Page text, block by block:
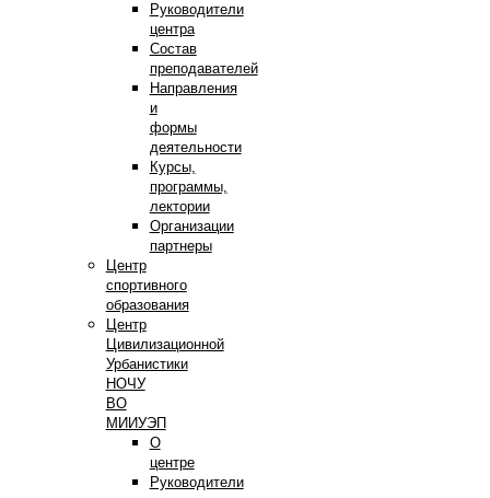
Руководители
центра
Состав
преподавателей
Направления
и
формы
деятельности
Курсы,
программы,
лектории
Организации
партнеры
Центр
спортивного
образования
Центр
Цивилизационной
Урбанистики
НОЧУ
ВО
МИИУЭП
О
центре
Руководители